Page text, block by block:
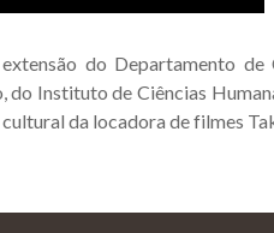
do Departamento de
Instituto de Ciências
da locadora de filmes